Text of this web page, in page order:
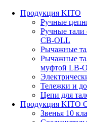
Продукция KITO
Ручные
Ручные тали
СВ-OLL
Рычажные
Рычажные
муфтой LB-
Тележки и
Цепи для
Продукция KITO
Звенья 10